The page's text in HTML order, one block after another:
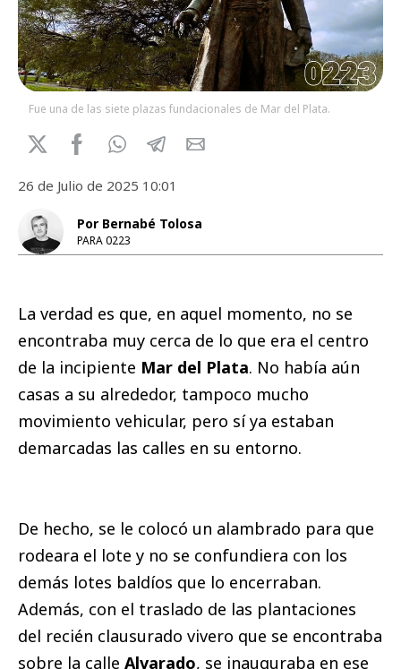
Fue una de las siete plazas fundacionales de Mar del Plata.
26 de Julio de 2025 10:01
Por Bernabé Tolosa
PARA 0223
La verdad es que, en aquel momento, no se
encontraba muy cerca de lo que era el centro
de la incipiente Mar del Plata. No había aún
casas a su alrededor, tampoco mucho
movimiento vehicular, pero sí ya estaban
demarcadas las calles en su entorno.
De hecho, se le colocó un alambrado para que
rodeara el lote y no se confundiera con los
demás lotes baldíos que lo encerraban.
Además, con el traslado de las plantaciones
del recién clausurado vivero que se encontraba
sobre la calle Alvarado, se inauguraba en ese